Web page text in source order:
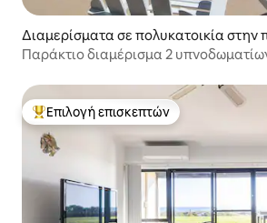
Διαμερίσματα σε πολυκατοικία στην
irrina Cove
Παράκτιο διαμέρισμα 2
Κορυφαία επιλογή επισκεπτών
Επιλογή επισκεπτών